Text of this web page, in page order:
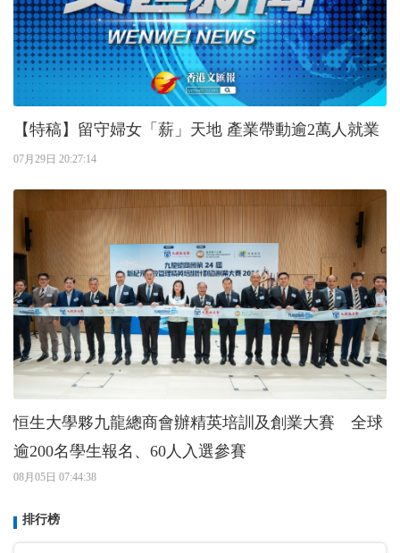
【特稿】留守婦女「薪」天地 產業帶動逾2萬人就業
07月29日 20:27:14
恒生大學夥九龍總商會辦精英培訓及創業大賽 全球
逾200名學生報名、60人入選參賽
08月05日 07:44:38
排行榜